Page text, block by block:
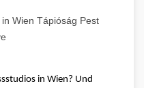
Wien Tápióság Pest
in Wien? Und